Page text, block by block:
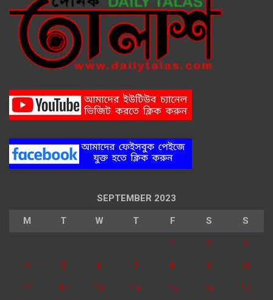
SEPTEMBER 2023
M T W T F S S
1 2 3
4 5 6 7 8 9 10
11 12 13 14 15 16 17